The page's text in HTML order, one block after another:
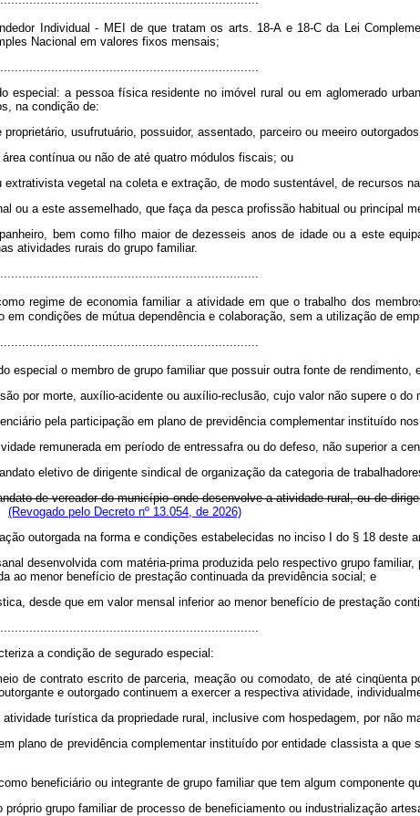
Individual - MEI de que tratam os arts. 18-A e 18-C da Lei
Nacional em valores fixos mensais;
especial: a pessoa física residente no imóvel rural ou em aglomerado
na condição de:
proprietário, usufrutuário, possuidor, assentado, parceiro ou meeiro
contínua ou não de até quatro módulos fiscais; ou
extrativista vegetal na coleta e extração, de modo sustentável, de recursos
ou a este assemelhado, que faça da pesca profissão habitual ou principal
bem como filho maior de dezesseis anos de idade ou a este
atividades rurais do grupo familiar.
regime de economia familiar a atividade em que o trabalho dos
em condições de mútua dependência e colaboração, sem a utilização de
especial o membro de grupo familiar que possuir outra fonte de rendimento,
por morte, auxílio-acidente ou auxílio-reclusão, cujo valor não supere o
pela participação em plano de previdência complementar instituído
remunerada em período de entressafra ou do defeso, não superior a
eletivo de dirigente sindical de organização da categoria de
de vereador do município onde desenvolve a atividade rural, ou de
(Revogado pelo Decreto nº 13.054, de 2026)
outorgada na forma e condições estabelecidas no inciso I do § 18 deste
desenvolvida com matéria-prima produzida pelo respectivo grupo
ao menor benefício de prestação continuada da previdência social; e
desde que em valor mensal inferior ao menor benefício de prestação
a condição de segurado especial:
de contrato escrito de parceria, meação ou comodato, de até
e outorgado continuem a exercer a respectiva atividade,
atividade turística da propriedade rural, inclusive com hospedagem, por não
plano de previdência complementar instituído por entidade classista a
beneficiário ou integrante de grupo familiar que tem algum
próprio grupo familiar de processo de beneficiamento ou industrialização